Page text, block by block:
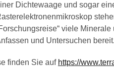
Dichtewaage und sogar
viele
und Untersuchen bereit.
finden Sie auf https://